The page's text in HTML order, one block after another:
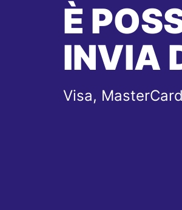
È
INVIA
Visa,